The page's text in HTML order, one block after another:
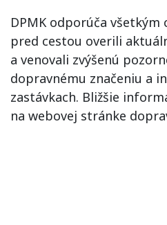
DPMK odporúča všetkým
pred cestou overili
a venovali zvýšenú
dopravnému značeniu a
zastávkach. Bližšie
na webovej stránke